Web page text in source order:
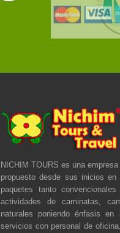
NICHIM TOURS es una
propuesto desde sus inicios
paquetes tanto
actividades de caminatas,
naturales poniendo énfasis
servicios con personal de